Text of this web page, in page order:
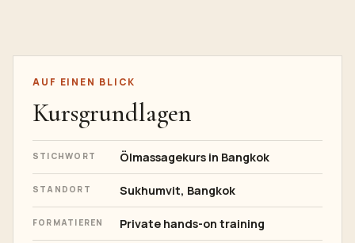
AUF EINEN BLICK
Kursgrundlagen
STICHWORT Ölmassagekurs in Bangkok
STANDORT Sukhumvit, Bangkok
FORMATIEREN Private hands-on training